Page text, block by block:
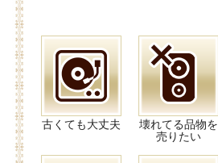
古くても大丈夫
壊れてる品物を
売りたい